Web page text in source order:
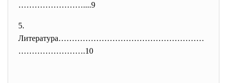
……………………....9
5.
Литература………………………………………………
…………………….10